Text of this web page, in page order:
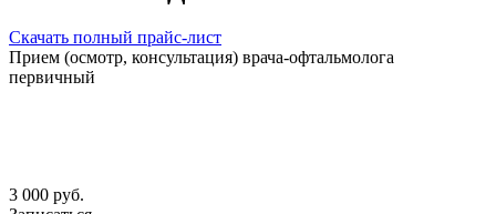
Скачать полный прайс-лист
Прием (осмотр, консультация) врача-офтальмолога
первичный
3 000 руб.